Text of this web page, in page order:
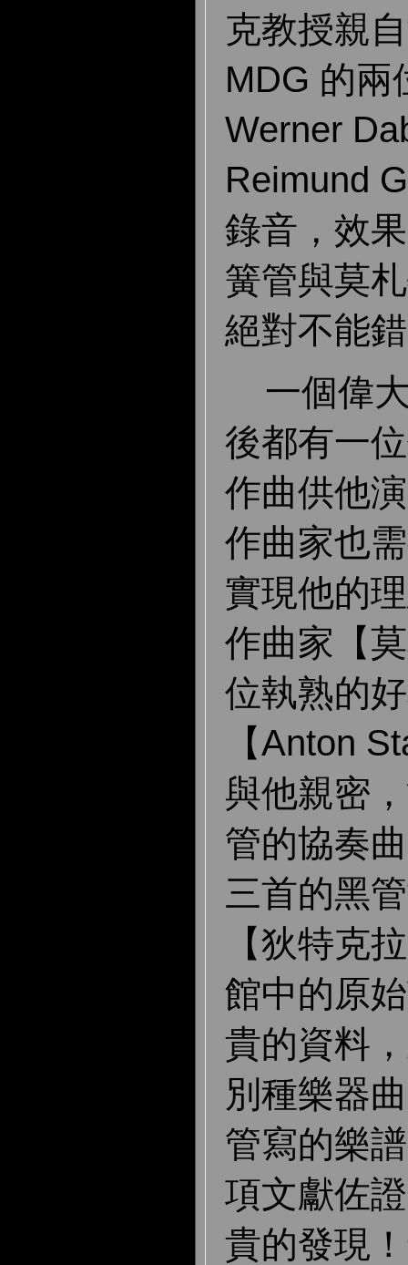
克教授親
MDG 的兩
Werner
Reimund
錄音，效
簧管與莫
絕對不能
一個偉
後都有一
作曲供他
作曲家也
實現他的
作曲家【
位執熟的
【Anton
與他親密
管的協奏
三首的黑
【狄特克
館中的原
貴的資料
別種樂器
管寫的樂
項文獻佐
貴的發現